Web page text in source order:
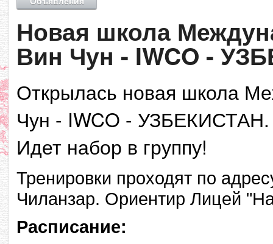
Новая школа
Вин Чун - IWCO -
Открылась новая школа
Чун - IWCO - УЗБЕКИСТАН.
Идет набор в группу!
Тренировки проходят по
Чиланзар. Ориентир Лицей
Расписание: